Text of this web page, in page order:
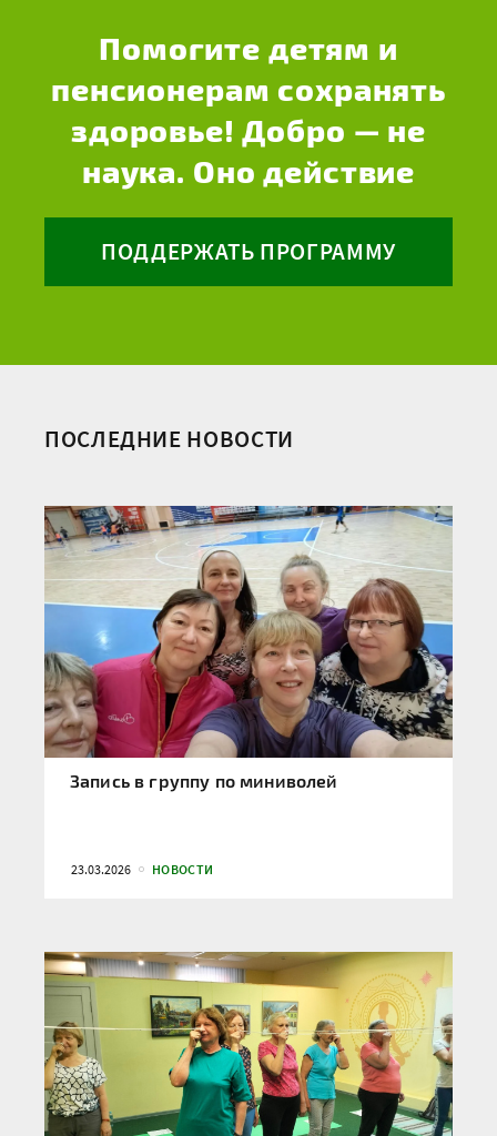
Помогите детям и
пенсионерам сохранять
здоровье! Добро — не
наука. Оно действие
ПОДДЕРЖАТЬ ПРОГРАММУ
ПОСЛЕДНИЕ НОВОСТИ
Запись в группу по миниволей
23.03.2026 НОВОСТИ